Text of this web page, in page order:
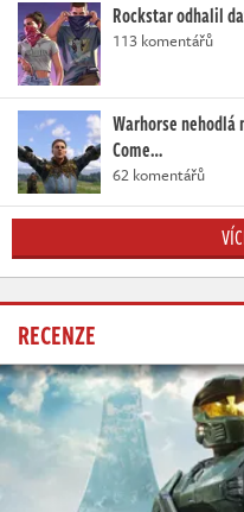
Rockstar odhalil
113 komentářů
Warhorse nehodlá
Come…
62 komentářů
RECENZE